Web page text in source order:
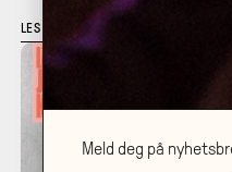
LES MER
Meld deg på